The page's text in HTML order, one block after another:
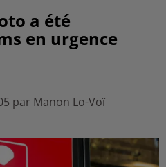
a été
en urgence
par Manon Lo-Voï